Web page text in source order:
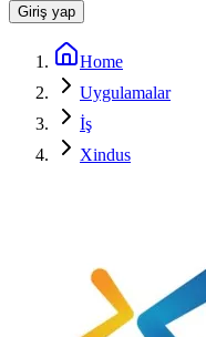
Giriş yap
Home
Uygulamalar
İş
Xindus